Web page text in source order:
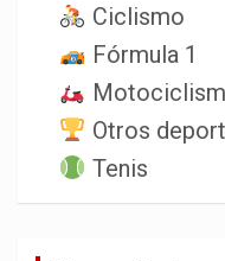
Ciclismo
Fórmula 1
Otros
Tenis